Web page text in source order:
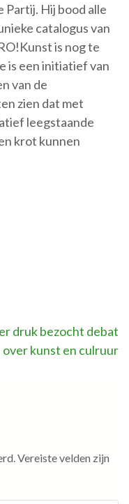
Hij bood alle
catalogus van
is nog te
is een initiatief van
van de
zien dat met
leegstaande
krot kunnen
druk bezocht debat
over kunst en culruur
Vereiste velden zijn